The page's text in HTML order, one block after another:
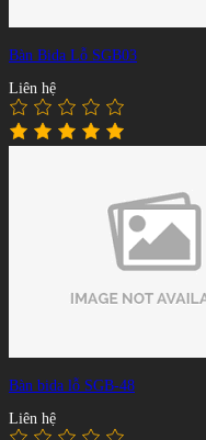
Bàn Bida Lỗ SGB03
Liên hệ
Bàn bida lỗ SGB-48
Liên hệ